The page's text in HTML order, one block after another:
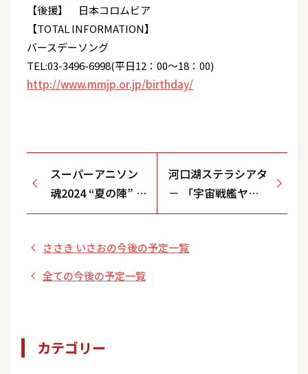
【後援】 日本コロムビア
【TOTAL INFORMATION】
バースデーソング
TEL:03-3496-6998(平日12：00～18：00)
http://www.mmjp.or.jp/birthday/
スーパーアニソン
魂2024 “夏の陣” ～
THE LEGENDS～
河口湖ステラシアタ
－ 「宇宙戦艦ヤマ
ト ストリングス・
ささき いさおの今後の予定一覧
全ての今後の予定一覧
カテゴリー